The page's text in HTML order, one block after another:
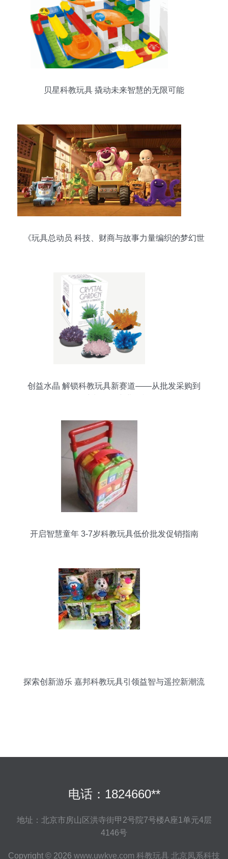
贝星科教玩具 撬动未来智慧的无限可能
《玩具总动员 科技、财商与故事力量编织的梦幻世
创益水晶 解锁科教玩具新赛道——从批发采购到
开启智慧童年 3-7岁科教玩具低价批发促销指南
探索创新游乐 嘉邦科教玩具引领益智与遥控新潮流
电话：1824660**
地址：北京市房山区洪寺街甲2号院7号楼A座1单元4层
4146号
Copyright © 2026 www.uwkve.com 科教玩具 北京凤系科技